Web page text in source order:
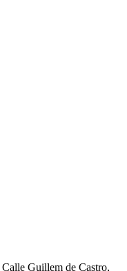
Calle Guillem de Castro,